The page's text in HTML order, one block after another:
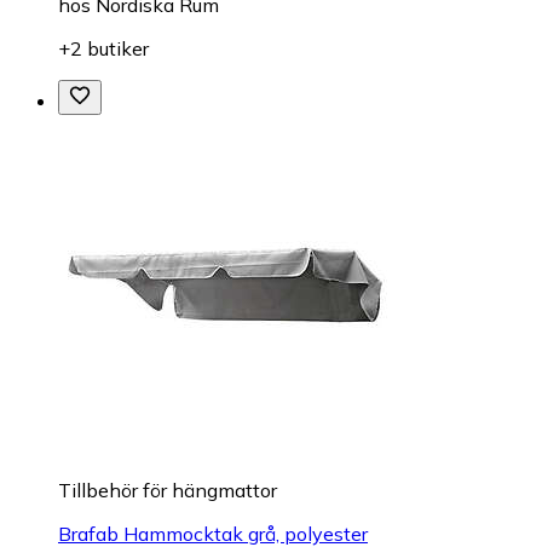
+2 butiker
Tillbehör för hängmattor
Brafab Hammocktak grå, polyester